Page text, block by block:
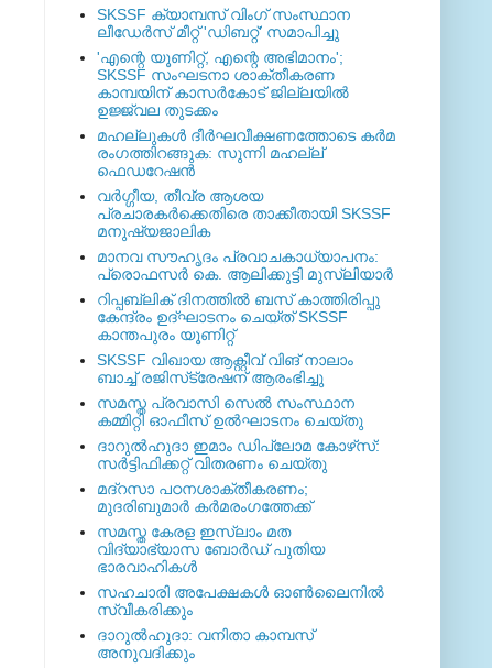
SKSSF ക്യാമ്പസ് വിംഗ് സംസ്ഥാന
ലീഡേർസ് മീറ്റ് 'ഡിബറ്റ്' സമാപിച്ചു
'എന്റെ യൂണിറ്റ്, എന്റെ അഭിമാനം';
SKSSF സംഘടനാ ശാക്തീകരണ
കാമ്പയിന് കാസര്‍കോട് ജില്ലയില്‍
ഉജ്ജ്വല തുടക്കം
മഹല്ലുകള്‍ ദീര്‍ഘവീക്ഷണത്തോടെ കര്‍മ
രംഗത്തിറങ്ങുക: സുന്നി മഹല്ല്
ഫെഡറേഷന്‍
വര്‍ഗ്ഗീയ, തീവ്ര ആശയ
പ്രചാരകര്‍ക്കെതിരെ താക്കീതായി SKSSF
മനുഷ്യജാലിക
മാനവ സൗഹൃദം പ്രവാചകാധ്യാപനം:
പ്രൊഫസർ കെ. ആലിക്കുട്ടി മുസ്ലിയാർ
റിപ്പബ്ലിക് ദിനത്തില്‍ ബസ് കാത്തിരിപ്പു
കേന്ദ്രം ഉദ്ഘാടനം ചെയ്ത്‌ SKSSF
കാന്തപുരം യൂണിറ്റ്
SKSSF വിഖായ ആക്റ്റീവ് വിങ് നാലാം
ബാച്ച് രജിസ്‌ട്രേഷന് ആരംഭിച്ചു
സമസ്ത പ്രവാസി സെല്‍ സംസ്ഥാന
കമ്മിറ്റി ഓഫീസ് ഉല്‍ഘാടനം ചെയ്തു
ദാറുല്‍ഹുദാ ഇമാം ഡിപ്ലോമ കോഴ്‌സ്:
സര്‍ട്ടിഫിക്കറ്റ് വിതരണം ചെയ്തു
മദ്‌റസാ പഠനശാക്തീകരണം;
മുദരിബുമാര്‍ കര്‍മരംഗത്തേക്ക്
സമസ്ത കേരള ഇസ്ലാം മത
വിദ്യാഭ്യാസ ബോര്‍ഡ് പുതിയ
ഭാരവാഹികള്‍
സഹചാരി അപേക്ഷകൾ ഓൺലൈനിൽ
സ്വീകരിക്കും
ദാറുല്‍ഹുദാ: വനിതാ കാമ്പസ്
അനുവദിക്കും